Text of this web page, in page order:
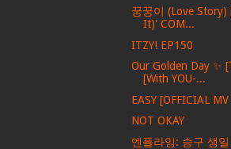
꿍꿍이 (Love Story)
It)' COM...
ITZY! EP150
Our Golden Day ✨
[With YOU-...
EASY [OFFICIAL
NOT OKAY
엔플라잉: 승구 생